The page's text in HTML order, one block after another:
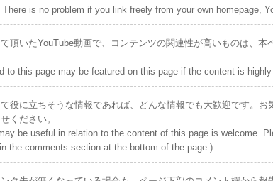
is no problem if you link freely from your own homepage,
頂いたYouTube動画で、コンテンツの関連性が高いものは、本
to this page may be featured on this page if the content is
役に立ちそうな情報であれば、どんな情報でも大歓迎です。お
ください。
be useful in relation to the content of this page is welcome.
the comments section at the bottom of the page.)